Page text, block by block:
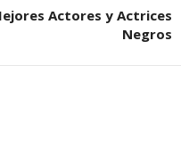
Actores y Actrices
Negros